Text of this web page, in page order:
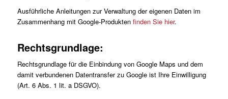
Ausführliche Anleitungen zur Verwaltung der eigenen Daten im
Zusammenhang mit Google-Produktenfinden Sie hier.
Rechtsgrundlage:
Rechtsgrundlage für die Einbindung von Google Maps und dem
damit verbundenen Datentransfer zu Google ist Ihre Einwilligung
(Art. 6 Abs. 1 lit. a DSGVO).